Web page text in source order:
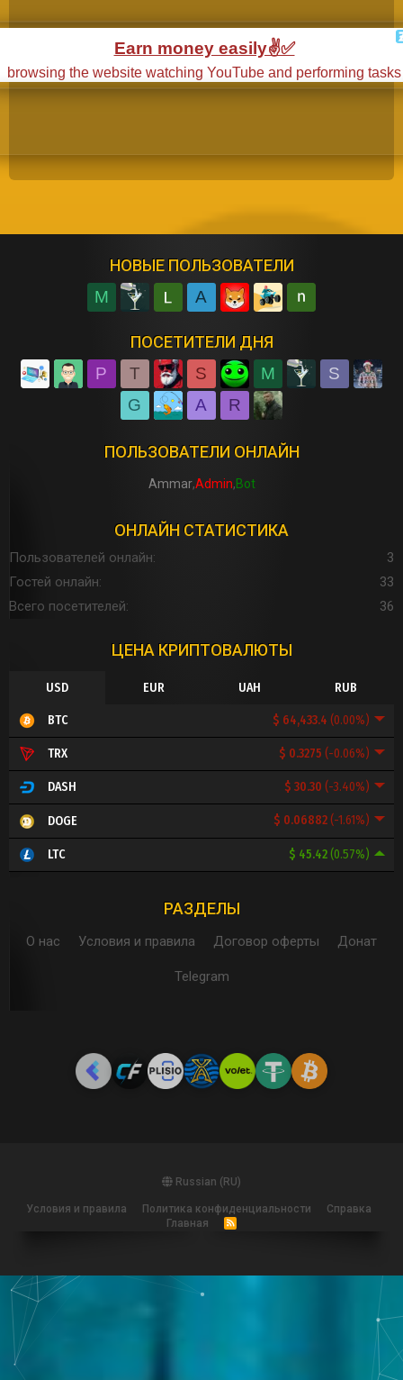
НОВЫЕ ПОЛЬЗОВАТЕЛИ
M A
ПОСЕТИТЕЛИ ДНЯ
P T S M
S
G
A R
ПОЛЬЗОВАТЕЛИ ОНЛАЙН
Ammar Admin Bot
ОНЛАЙН СТАТИСТИКА
Пользователей онлайн
3
Гостей онлайн
33
Всего посетителей
36
ЦЕНА КРИПТОВАЛЮТЫ
USD EUR UAH RUB
$ 64,433.4 (0.00%)
BTC
$ 0.3275 (-0.06%)
TRX
$ 30.30 (-3.40%)
DASH
$ 0.06882(-1.61%)
DOGE
$ 45.42(0.57%)
LTC
РАЗДЕЛЫ
О нас Условия и правила Договор оферты Донат
Telegram
Russian (RU)
Условия и правила Политика конфиденциальности
Справка
Главная
R